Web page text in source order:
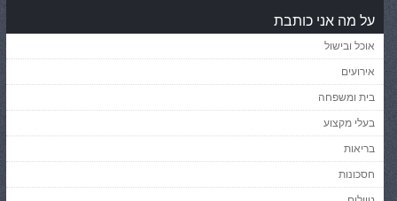
על מה אני כותבת
אוכל ובישול
אירועים
בית ומשפחה
בעלי מקצוע
בריאות
חסכונות